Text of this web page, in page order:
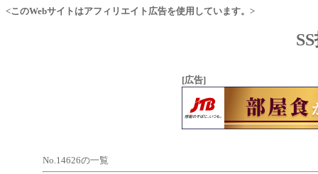
<このWebサイトはアフィリエイト広告を使用しています。>
[広告]
No.14626の一覧